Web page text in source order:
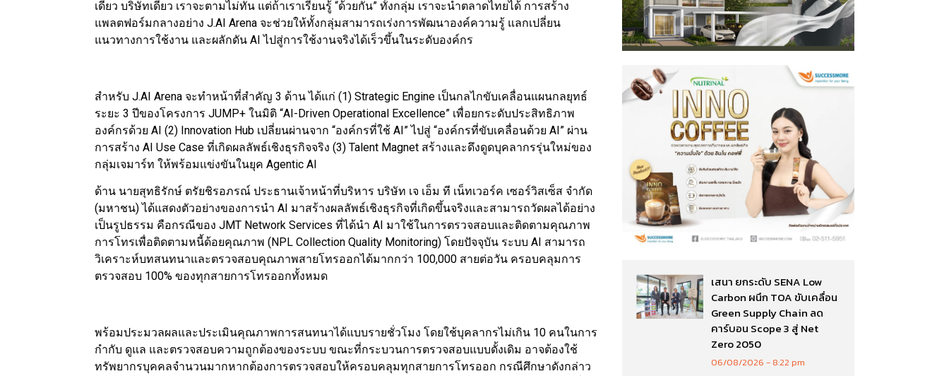
เดียว บริษัทเดียว เราจะตามไม่ทัน แต่ถ้าเราเรียนรู้ “ด้วยกัน” ทั้งกลุ่ม เราจะนำตลาดไทยได้ การสร้าง
แพลตฟอร์มกลางอย่าง J.AI Arena จะช่วยให้ทั้งกลุ่มสามารถเร่งการพัฒนาองค์ความรู้ แลกเปลี่ยน
แนวทางการใช้งาน และผลักดัน AI ไปสู่การใช้งานจริงได้เร็วขึ้นในระดับองค์กร
สำหรับ J.AI Arena จะทำหน้าที่สำคัญ 3 ด้าน ได้แก่ (1) Strategic Engine เป็นกลไกขับเคลื่อนแผนกลยุทธ์
ระยะ 3 ปีของโครงการ JUMP+ ในมิติ “AI-Driven Operational Excellence” เพื่อยกระดับประสิทธิภาพ
องค์กรด้วย AI (2) Innovation Hub เปลี่ยนผ่านจาก “องค์กรที่ใช้ AI” ไปสู่ “องค์กรที่ขับเคลื่อนด้วย AI” ผ่าน
การสร้าง AI Use Case ที่เกิดผลลัพธ์เชิงธุรกิจจริง (3) Talent Magnet สร้างและดึงดูดบุคลากรรุ่นใหม่ของ
กลุ่มเจมาร์ท ให้พร้อมแข่งขันในยุค Agentic AI
ด้าน นายสุทธิรักษ์ ตรัยชิรอภรณ์ ประธานเจ้าหน้าที่บริหาร บริษัท เจ เอ็ม ที เน็ทเวอร์ค เซอร์วิสเซ็ส จำกัด
(มหาชน) ได้แสดงตัวอย่างของการนำ AI มาสร้างผลลัพธ์เชิงธุรกิจที่เกิดขึ้นจริงและสามารถวัดผลได้อย่าง
เป็นรูปธรรม คือกรณีของ JMT Network Services ที่ได้นำ AI มาใช้ในการตรวจสอบและติดตามคุณภาพ
การโทรเพื่อติดตามหนี้ด้อยคุณภาพ (NPL Collection Quality Monitoring) โดยปัจจุบัน ระบบ AI สามารถ
วิเคราะห์บทสนทนาและตรวจสอบคุณภาพสายโทรออกได้มากกว่า 100,000 สายต่อวัน ครอบคลุมการ
ตรวจสอบ 100% ของทุกสายการโทรออกทั้งหมด
พร้อมประมวลผลและประเมินคุณภาพการสนทนาได้แบบรายชั่วโมง โดยใช้บุคลากรไม่เกิน 10 คนในการ
กำกับ ดูแล และตรวจสอบความถูกต้องของระบบ ขณะที่กระบวนการตรวจสอบแบบดั้งเดิม อาจต้องใช้
ทรัพยากรบุคคลจำนวนมากหากต้องการตรวจสอบให้ครอบคลุมทุกสายการโทรออก กรณีศึกษาดังกล่าว
เสนา ยกระดับ SENA Low
Carbon ผนึก TOA ขับเคลื่อน
Green Supply Chain ลด
คาร์บอน Scope 3 สู่ Net
Zero 2050
06/08/2026 8:22 pm